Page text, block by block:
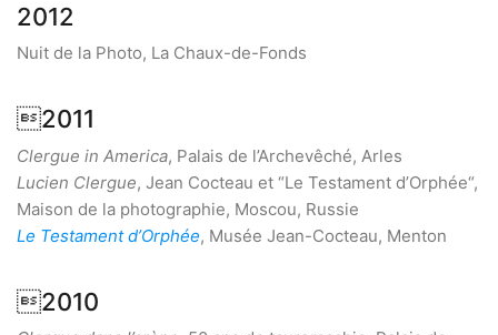
2012
Nuit de la Photo, La Chaux-de-Fonds
2011
Clergue in America, Palais de l’Archevêché, Arles
Lucien Clergue, Jean Cocteau et “Le Testament d’Orphée“,
Maison de la photographie, Moscou, Russie
Le Testament d’Orphée, Musée Jean-Cocteau, Menton
2010